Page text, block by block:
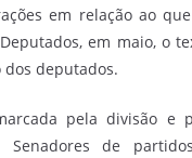
em relação ao
em maio, o
dos deputados.
pela divisão e
de